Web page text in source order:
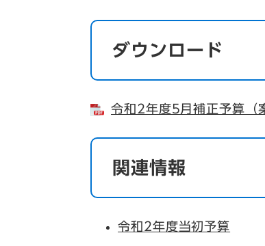
ダウンロード
令和2年度5月補正予算（
関連情報
令和2年度当初予算